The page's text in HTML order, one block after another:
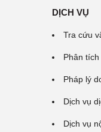
DỊCH VỤ
Tra cứu
Phân
Pháp lý
Dịch vụ
Dịch vụ